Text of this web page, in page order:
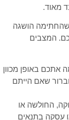
מאוד.
הושגה
המצבים
אתכם באופן מכוון
שאם הייתם
החולשה או
עסקה בתנאים